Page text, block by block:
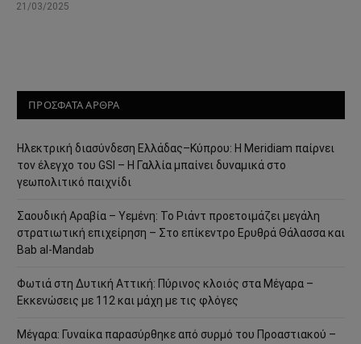
21/03/2025
ΠΡΟΣΦΑΤΑ ΑΡΘΡΑ
Ηλεκτρική διασύνδεση Ελλάδας–Κύπρου: Η Meridiam παίρνει
τον έλεγχο του GSI – Η Γαλλία μπαίνει δυναμικά στο
γεωπολιτικό παιχνίδι
Σαουδική Αραβία – Υεμένη: Το Ριάντ προετοιμάζει μεγάλη
στρατιωτική επιχείρηση – Στο επίκεντρο Ερυθρά Θάλασσα και
Bab al-Mandab
Φωτιά στη Δυτική Αττική: Πύρινος κλοιός στα Μέγαρα –
Εκκενώσεις με 112 και μάχη με τις φλόγες
Μέγαρα: Γυναίκα παρασύρθηκε από συρμό του Προαστιακού –